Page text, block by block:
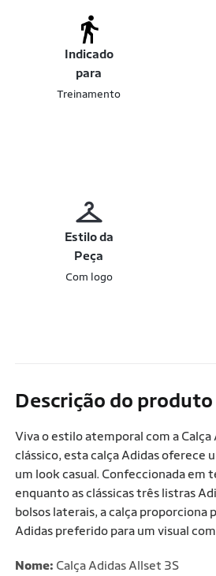
Indicado
para
Treinamento
Estilo da
Peça
Com logo
Descrição do produto
Viva o estilo atemporal com a
clássico, esta calça Adidas oferece
um look casual. Confeccionada em
enquanto as clássicas três listras
bolsos laterais, a calça proporciona
Adidas preferido para um visual
Nome: Calça Adidas Allset 3S